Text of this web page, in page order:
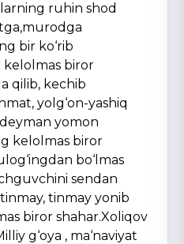
ruhin shod
bir ko‘rib
biror
qilib, kechib
yolg‘on-yashiq
yomon
kelolmas biror
bo‘lmas
sendan
tinmay yonib
biror shahar.Xoliqov
g‘oya , ma‘naviyat